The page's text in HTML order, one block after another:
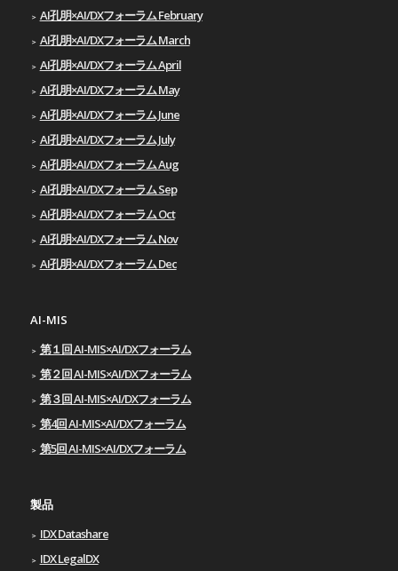
AI孔明×AI/DXフォーラム February
AI孔明×AI/DXフォーラム March
AI孔明×AI/DXフォーラム April
AI孔明×AI/DXフォーラム May
AI孔明×AI/DXフォーラム June
AI孔明×AI/DXフォーラム July
AI孔明×AI/DXフォーラム Aug
AI孔明×AI/DXフォーラム Sep
AI孔明×AI/DXフォーラム Oct
AI孔明×AI/DXフォーラム Nov
AI孔明×AI/DXフォーラム Dec
AI-MIS
第１回 AI-MIS×AI/DXフォーラム
第２回 AI-MIS×AI/DXフォーラム
第３回 AI-MIS×AI/DXフォーラム
第4回 AI-MIS×AI/DXフォーラム
第5回 AI-MIS×AI/DXフォーラム
製品
IDX Datashare
IDX LegalDX